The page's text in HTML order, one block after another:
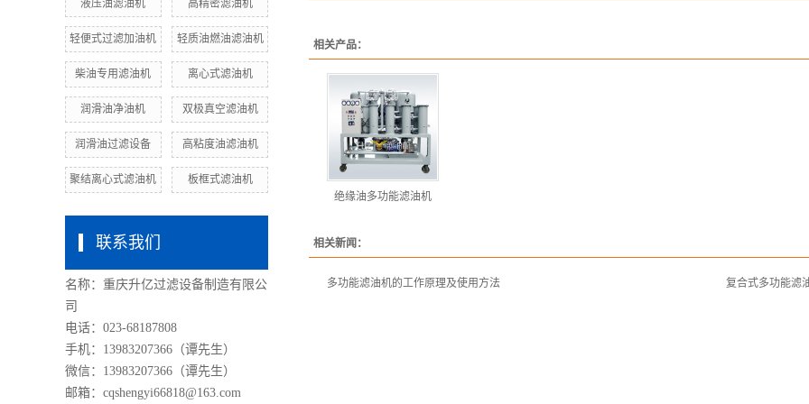
液压油滤油机 高精密滤油机
轻便式过滤加油机 轻质油燃油滤油机
柴油专用滤油机 离心式滤油机
润滑油净油机 双极真空滤油机
润滑油过滤设备 高粘度油滤油机
聚结离心式滤油机 板框式滤油机
联系我们
名称：重庆升亿过滤设备制造有限公
司
电话：023-68187808
手机：13983207366（谭先生）
微信：13983207366（谭先生）
邮箱：cqshengyi66818@163.com
相关产品：
绝缘油多功能滤油机
相关新闻：
多功能滤油机的工作原理及使用方法 复合式多功能滤